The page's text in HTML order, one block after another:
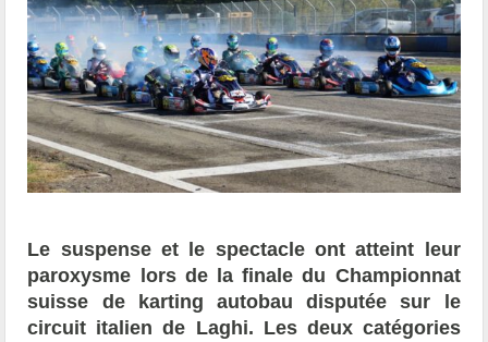
Le suspense et le spectacle ont atteint leur
paroxysme lors de la finale du Championnat
suisse de karting autobau disputée sur le
circuit italien de Laghi. Les deux catégories